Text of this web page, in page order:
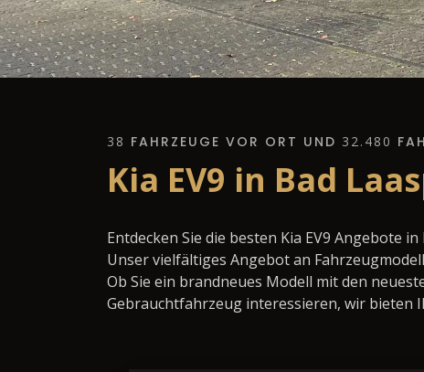
38 FAHRZEUGE VOR ORT UND 32.480
Kia EV9 in Bad
Entdecken Sie die besten Kia EV9 Angebote
Unser vielfältiges Angebot an
Ob Sie ein brandneues Modell mit den
Gebrauchtfahrzeug interessieren, wir bieten